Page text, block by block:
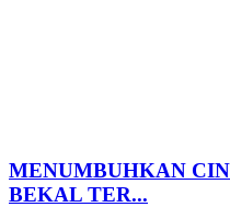
MENUMBUHKAN
BEKAL TER...